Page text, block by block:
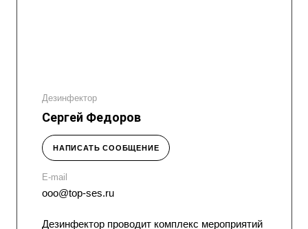
Дезинфектор
Сергей Федоров
НАПИСАТЬ СООБЩЕНИЕ
E-mail
ooo@top-ses.ru
Дезинфектор проводит комплекс мероприятий